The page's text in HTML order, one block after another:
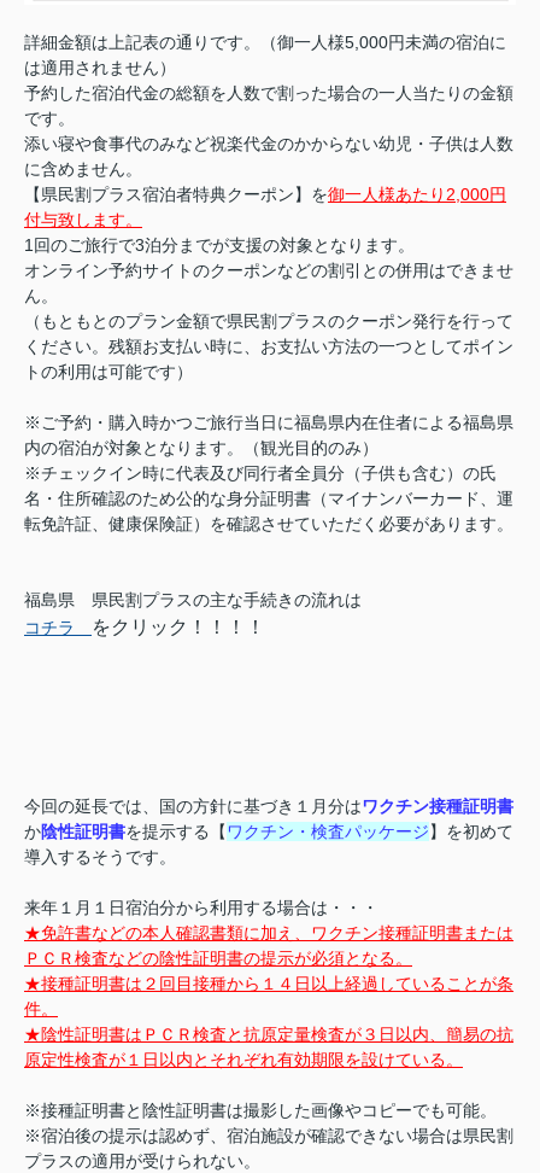
詳細金額は上記表の通りです。（御一人様5,000円未満の宿泊に
は適用されません）
予約した宿泊代金の総額を人数で割った場合の一人当たりの金額
です。
添い寝や食事代のみなど祝楽代金のかからない幼児・子供は人数
に含めません。
【県民割プラス宿泊者特典クーポン】を御一人様あたり2,000円
付与致します。
1回のご旅行で3泊分までが支援の対象となります。
オンライン予約サイトのクーポンなどの割引との併用はできませ
ん。
（もともとのプラン金額で県民割プラスのクーポン発行を行って
ください。残額お支払い時に、お支払い方法の一つとしてポイン
トの利用は可能です）
※ご予約・購入時かつご旅行当日に福島県内在住者による福島県
内の宿泊が対象となります。（観光目的のみ）
※チェックイン時に代表及び同行者全員分（子供も含む）の氏
名・住所確認のため公的な身分証明書（マイナンバーカード、運
転免許証、健康保険証）を確認させていただく必要があります。
福島県 県民割プラスの主な手続きの流れは
コチラ
をクリック！！！！
今回の延長では、国の方針に基づき１月分はワクチン接種証明書
か陰性証明書を提示する【 ワクチン・検査パッケージ】を初めて
導入するそうです。
来年１月１日宿泊分から利用する場合は・・・
★免許書などの本人確認書類に加え、ワクチン接種証明書または
ＰＣＲ検査などの陰性証明書の提示が必須となる。
★接種証明書は２回目接種から１４日以上経過していることが条
件。
★陰性証明書はＰＣＲ検査と抗原定量検査が３日以内、簡易の抗
原定性検査が１日以内とそれぞれ有効期限を設けている。
※接種証明書と陰性証明書は撮影した画像やコピーでも可能。
※宿泊後の提示は認めず、宿泊施設が確認できない場合は県民割
プラスの適用が受けられない。